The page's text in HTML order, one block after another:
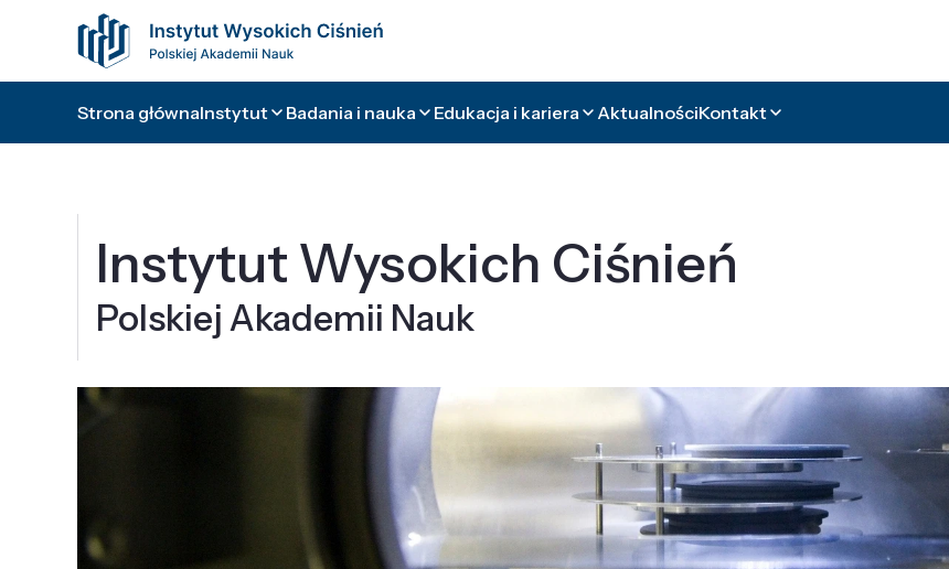
Strona głównaInstytut Badania i nauka Edukacja i kariera AktualnościKontakt
Instytut Wysokich Ciśnień
Polskiej Akademii Nauk